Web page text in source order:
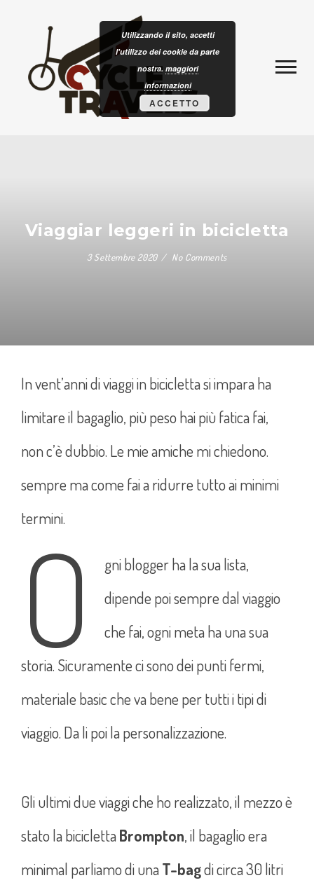
Viaggiar leggeri in bicicletta
3 Settembre 2020 No Comments
In vent’anni di viaggi in bicicletta si impara ha
limitare il bagaglio, più peso hai più fatica fai,
non c’è dubbio. Le mie amiche mi chiedono.
sempre ma come fai a ridurre tutto ai minimi
termini.
O
gni blogger ha la sua lista,
dipende poi sempre dal viaggio
che fai, ogni meta ha una sua
storia. Sicuramente ci sono dei punti fermi,
materiale basic che va bene per tutti i tipi di
viaggio. Da li poi la personalizzazione.
Gli ultimi due viaggi che ho realizzato, il mezzo è
stato la biciclettaBrompton, il bagaglio era
minimal parliamo di unaT-bagdi circa 30 litri
Utilizzando il sito, accetti
l'utilizzo dei cookie da parte
nostra. maggiori
informazioni
ACCETTO